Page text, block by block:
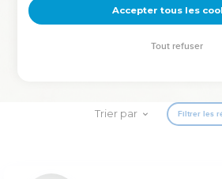
équipe, un groupe ou une famille,
pour vous.
Trier par Filtrer les
Accepter tous les
Tout refuser